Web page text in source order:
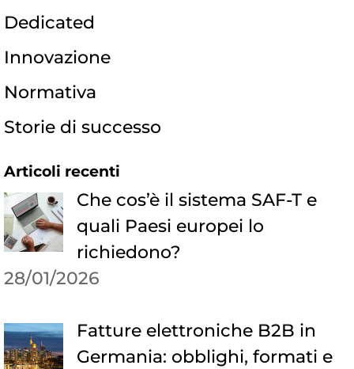
Dedicated
Innovazione
Normativa
Storie di successo
Articoli recenti
Che cos’è il sistema SAF-T e
quali Paesi europei lo
richiedono?
28/01/2026
Fatture elettroniche B2B in
Germania: obblighi, formati e